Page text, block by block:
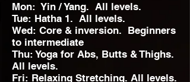
Mon: Yin / Yang. All levels.
Tue: Hatha 1. All levels.
Wed: Core & inversion. Beginners
to intermediate
Thu: Yoga for Abs, Butts & Thighs.
All levels.
Fri: Relaxing Stretching. All levels.